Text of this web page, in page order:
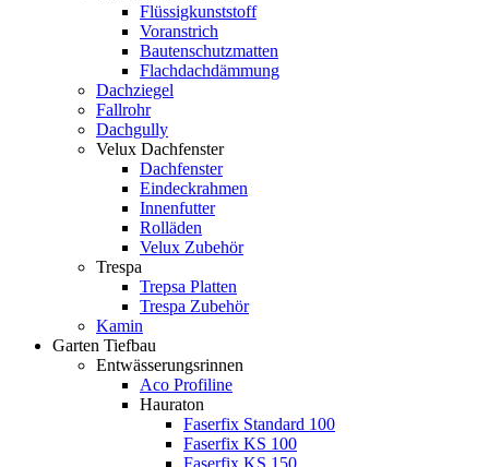
Flüssigkunststoff
Voranstrich
Bautenschutzmatten
Flachdachdämmung
Dachziegel
Fallrohr
Dachgully
Velux Dachfenster
Dachfenster
Eindeckrahmen
Innenfutter
Rolläden
Velux Zubehör
Trespa
Trepsa Platten
Trespa Zubehör
Kamin
Garten Tiefbau
Entwässerungsrinnen
Aco Profiline
Hauraton
Faserfix Standard 100
Faserfix KS 100
Faserfix KS 150